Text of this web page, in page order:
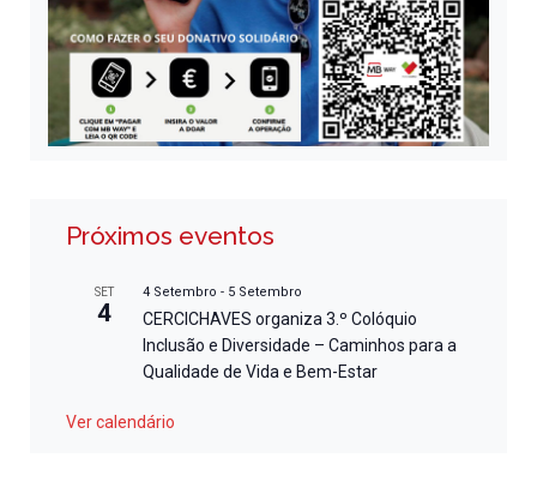
Próximos eventos
SET
4
4 Setembro - 5 Setembro
CERCICHAVES organiza 3.º Colóquio
Inclusão e Diversidade – Caminhos para a
Qualidade de Vida e Bem-Estar
Ver calendário